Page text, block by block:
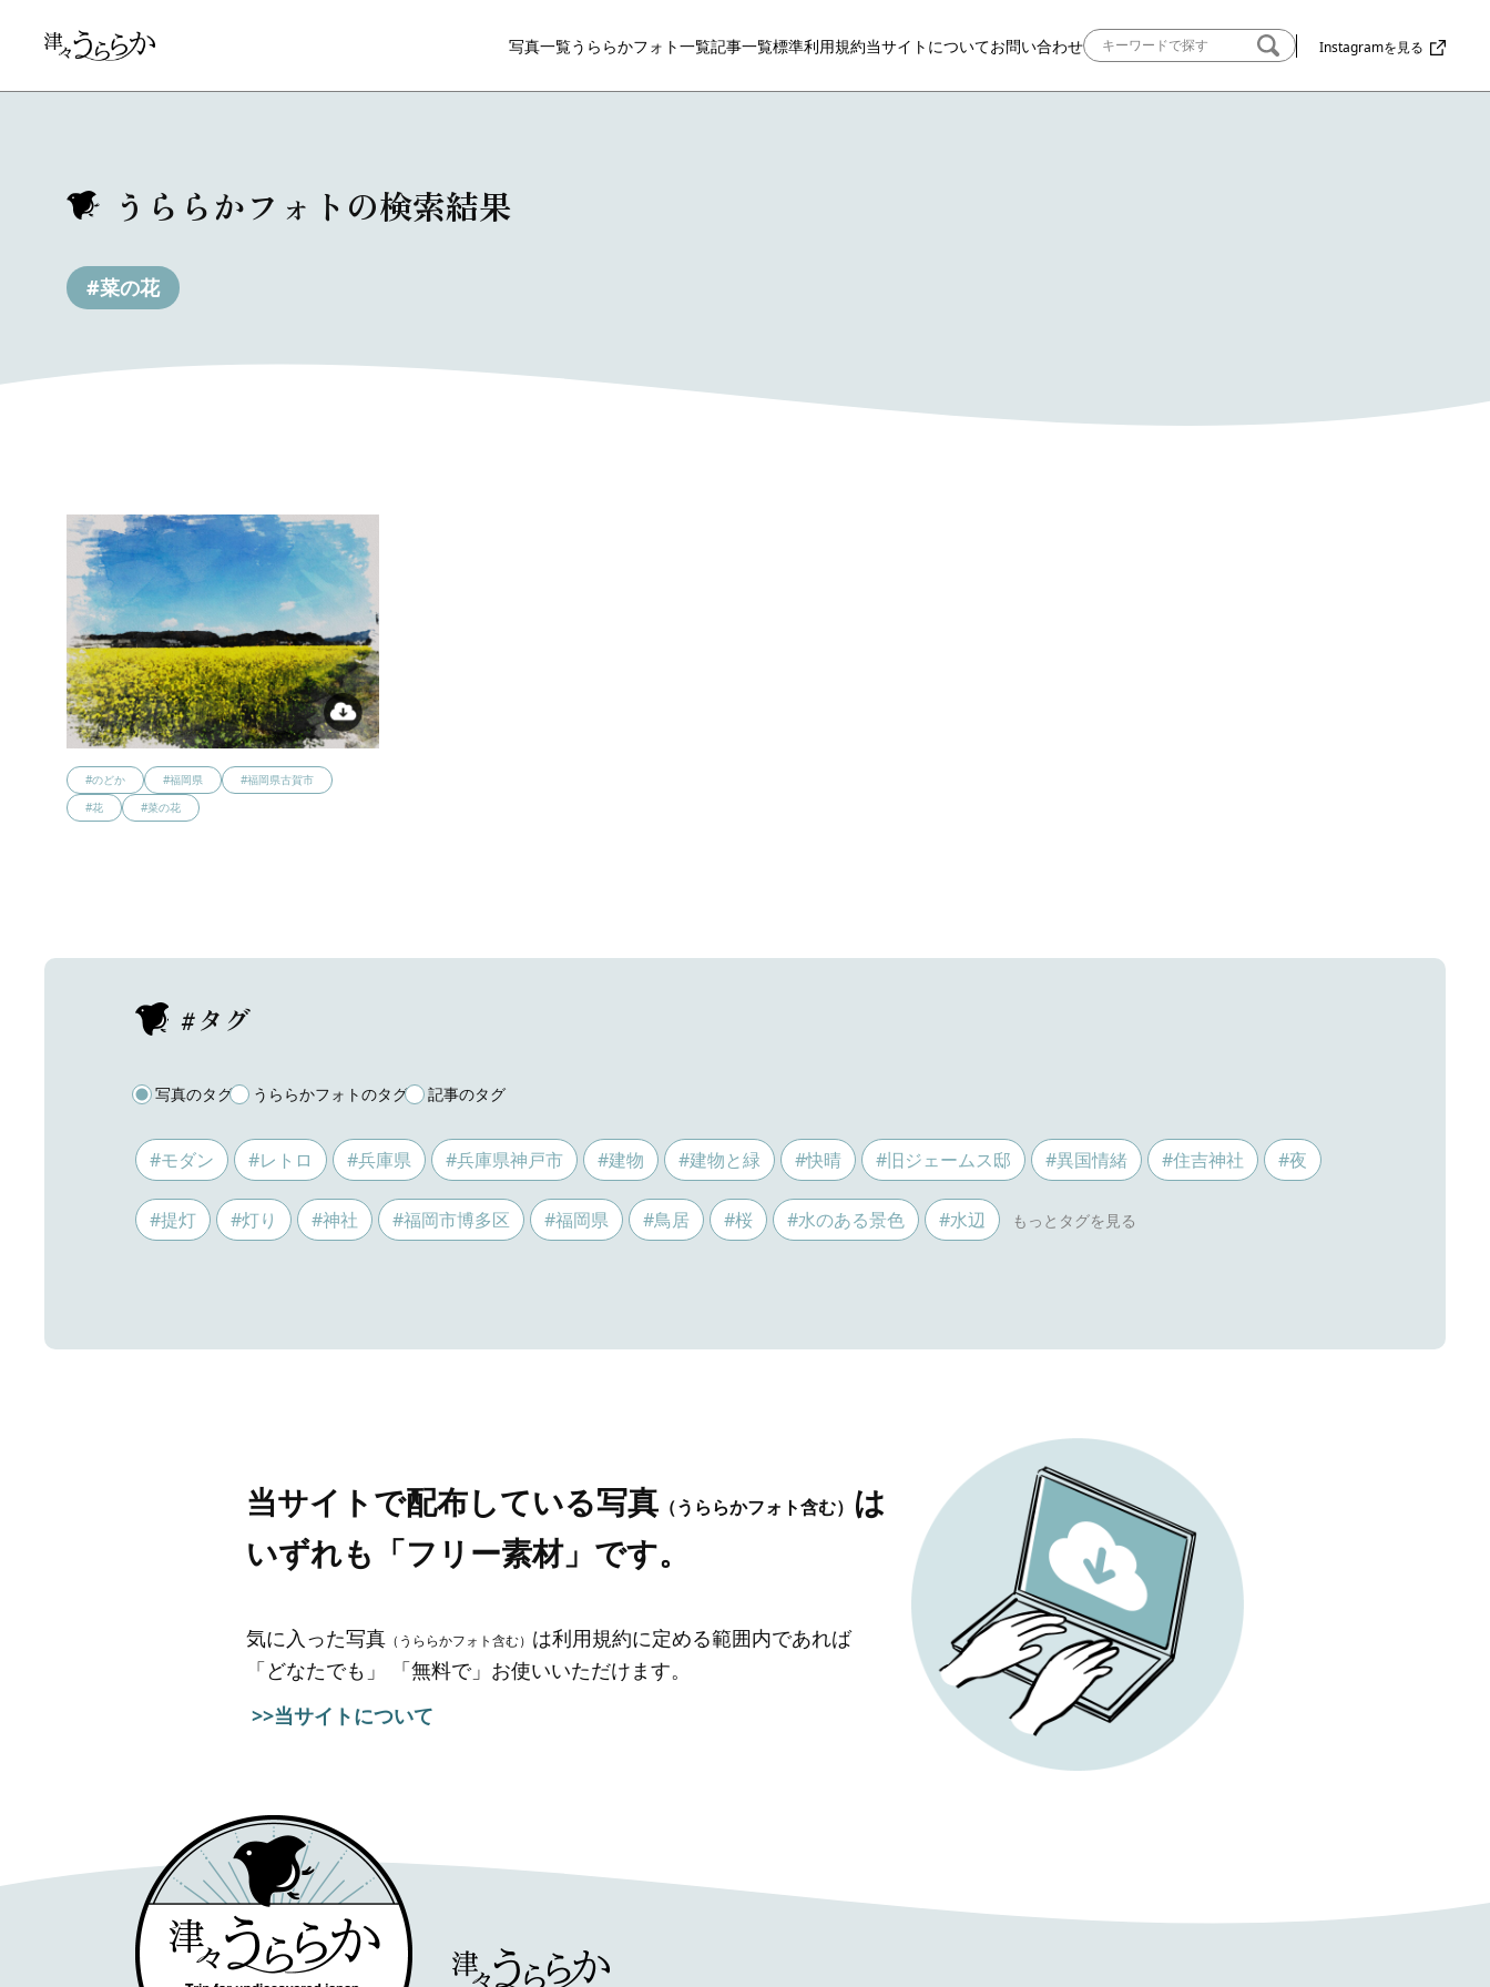
写真一覧うららかフォト一覧記事一覧標準利用規約当サイトについてお問い合わせ Instagramを見る
うららかフォトの検索結果
#菜の花
#のどか #福岡県
#福岡県古賀市
#花
#菜の花
#タグ
写真のタグ うららかフォトのタグ 記事のタグ
#モダン #レトロ #兵庫県 #兵庫県神戸市 #建物 #建物と緑 #快晴 #旧ジェームス邸 #異国情緒 #住吉神社 #夜
#提灯 #灯り #神社 #福岡市博多区 #福岡県 #鳥居 #桜 #水のある景色 #水辺
当サイトで配布している写真 （うららかフォト含む） は
いずれも「フリー素材」です。
気に入った写真 （うららかフォト含む） は利用規約に定める範囲内であれば
「どなたでも」 「無料で」お使いいただけます。
>>当サイトについて